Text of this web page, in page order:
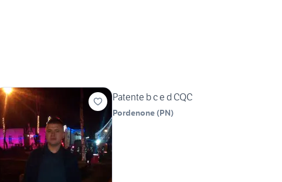
Patente b c e d CQC
Pordenone (PN)